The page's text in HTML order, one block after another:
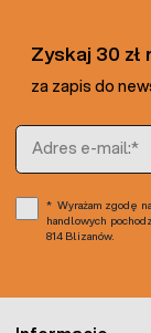
Zyskaj 30 zł
za zapis do
Adres e-mail
Wyrażam zgodę
handlowych
814 Blizanów.